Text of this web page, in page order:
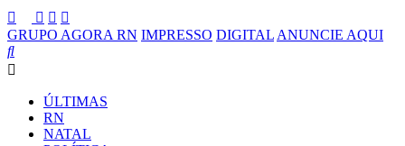
GRUPO AGORA RN IMPRESSO DIGITAL ANUNCIE AQUI
ÚLTIMAS
RN
NATAL